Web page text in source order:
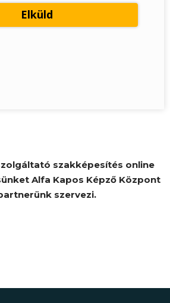
szakképesítés online
Alfa Kapos Képző Központ
szervezi.